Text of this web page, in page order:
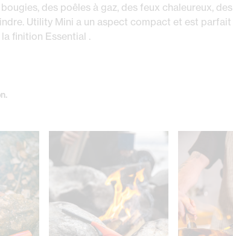
des poêles à gaz, des feux chaleureux, des
Utility Mini a un aspect compact et est parfait
finition Essential .